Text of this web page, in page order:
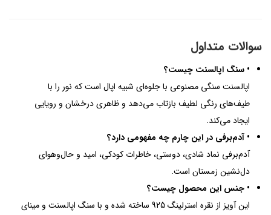
سوالات متداول
• سنگ اپالسنت چیست؟
اپالسنت سنگی مصنوعی با جلوه‌ای شبیه اپال است که نور را با
طیف‌های رنگی لطیف بازتاب می‌دهد و ظاهری درخشان و رویایی
ایجاد می‌کند.
• آدم‌برفی در این چارم چه مفهومی دارد؟
آدم‌برفی نماد شادی، دوستی، خاطرات کودکی، امید و حال‌وهوای
دل‌نشین زمستان است.
• جنس این محصول چیست؟
این آویز از نقره استرلینگ 925 ساخته شده و با سنگ اپالسنت و مینای